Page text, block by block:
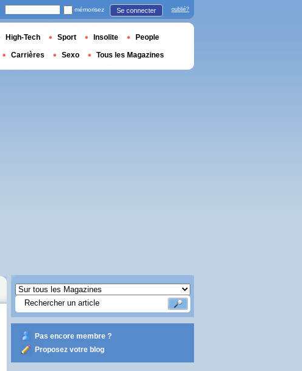
Pas encore membre ?
Proposez votre blog
mémorisez Se connecter oublié?
High-Tech Sport Insolite People
Carrières Sexo Tous les Magazines